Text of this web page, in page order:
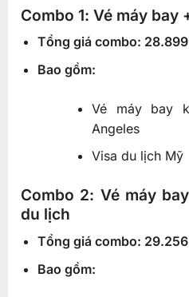
Combo 1: Vé máy bay
Tổng giá combo:
Bao gồm:
Vé máy bay
Angeles
Visa du lịch Mỹ
Combo 2: Vé máy
du lịch
Tổng giá combo:
Bao gồm: